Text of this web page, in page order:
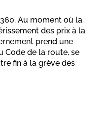
Au moment où la
des prix à la
prend une
Code de la route, se
fin à la grève des